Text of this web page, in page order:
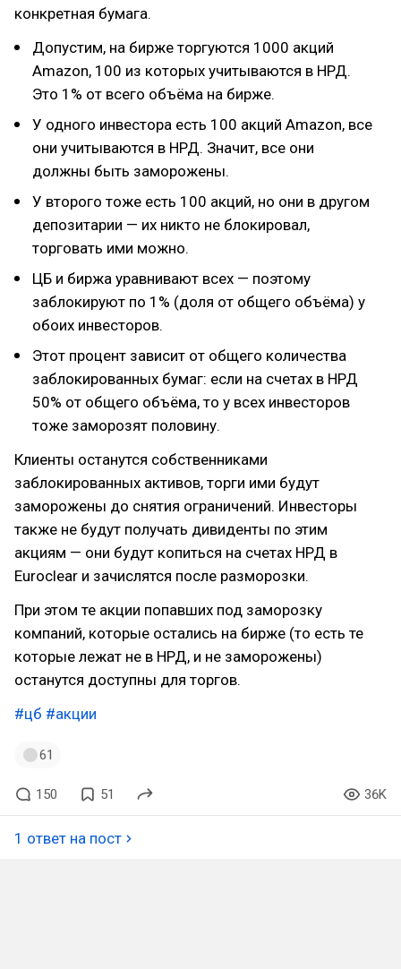
конкретная бумага.
Допустим, на бирже торгуются 1000 акций
Amazon, 100 из которых учитываются в НРД.
Это 1% от всего объёма на бирже.
У одного инвестора есть 100 акций Amazon, все
они учитываются в НРД. Значит, все они
должны быть заморожены.
У второго тоже есть 100 акций, но они в другом
депозитарии — их никто не блокировал,
торговать ими можно.
ЦБ и биржа уравнивают всех — поэтому
заблокируют по 1% (доля от общего объёма) у
обоих инвесторов.
Этот процент зависит от общего количества
заблокированных бумаг: если на счетах в НРД
50% от общего объёма, то у всех инвесторов
тоже заморозят половину.
Клиенты останутся собственниками
заблокированных активов, торги ими будут
заморожены до снятия ограничений. Инвесторы
также не будут получать дивиденты по этим
акциям — они будут копиться на счетах НРД в
Euroclear и зачислятся после разморозки.
При этом те акции попавших под заморозку
компаний, которые остались на бирже (то есть те
которые лежат не в НРД, и не заморожены)
останутся доступны для торгов.
#цб #акции
61
150 51 36K
1 ответ на пост